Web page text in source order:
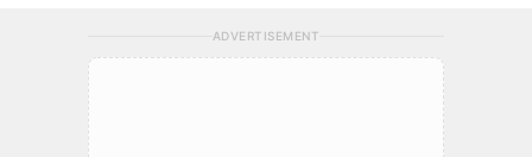
ADVERTISEMENT